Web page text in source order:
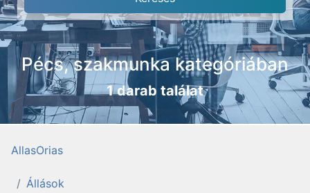
Pécs, szakmunka kategóriában
1 darab találat
AllasOrias
Állások